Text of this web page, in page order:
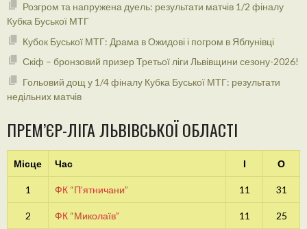
Розгром та напружена дуель: результати матчів 1/2 фіналу
Кубка Буської МТГ
Кубок Буської МТГ: Драма в Ожидові і погром в Яблунівці
Скіф – бронзовий призер Третьої ліги Львівщини сезону-2026!
Гольовий дощ у 1/4 фіналу Кубка Буської МТГ: результати
недільних матчів
ПРЕМ’ЄР-ЛІГА ЛЬВІВСЬКОЇ ОБЛАСТІ
Місце Час І О
1 ФК “П’ятничани” 11 31
2 ФК “Миколаїв” 11 25